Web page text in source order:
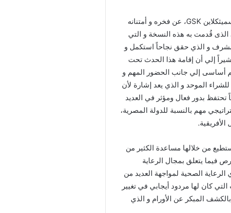
أعرب الدكتور محمد الضبابي، الرئيس التنفيذي والعضو المنتدب لشركة جلاكسو سميثكلاين GSK، عن فخره و أمتنانه
الذى قُدمت به هذه النسخة و التي
و الذي حقق نجاحاً استكمل و
إلي أن إقامة هذا الحدث تحت
أساسى إلي جانب الحضور المهم و
الموحد و الذي يعد إشارة لأن
تحتفظ بدور فعال ومؤثر في العديد
مهم بالنسبة للدولة المصرية،
من خلالها مساعدة الكثير من
فيما يتعلق بمجال الرعاية
الصحية لمواجهة العديد من
كان لها مردود أيجابي في تغيير
المبكر عن الأورام و الذي